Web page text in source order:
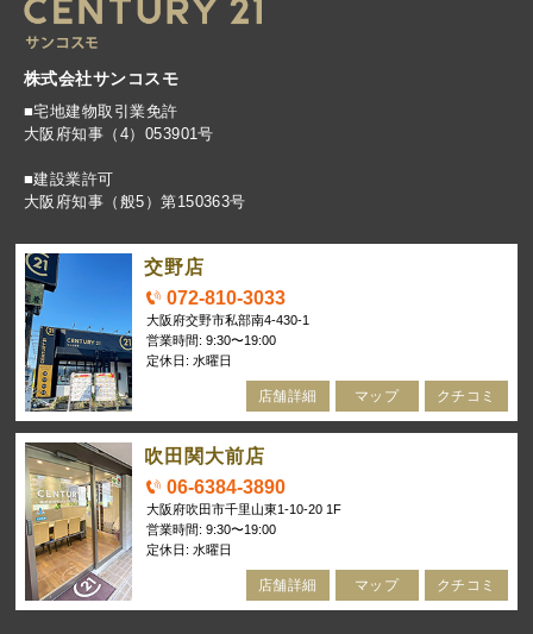
株式会社サンコスモ
■宅地建物取引業免許
大阪府知事（4）053901号
■建設業許可
大阪府知事（般5）第150363号
交野店
072-810-3033
大阪府交野市私部南4-430-1
営業時間: 9:30〜19:00
定休日: 水曜日
店舗詳細 マップ クチコミ
吹田関大前店
06-6384-3890
大阪府吹田市千里山東1-10-20 1F
営業時間: 9:30〜19:00
定休日: 水曜日
店舗詳細 マップ クチコミ